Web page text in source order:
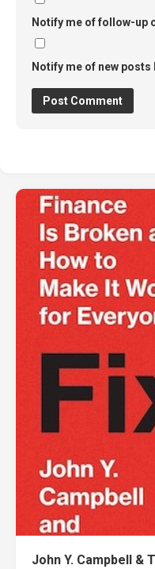
Notify me of follow-up
Notify me of new posts
John Y. Campbell &